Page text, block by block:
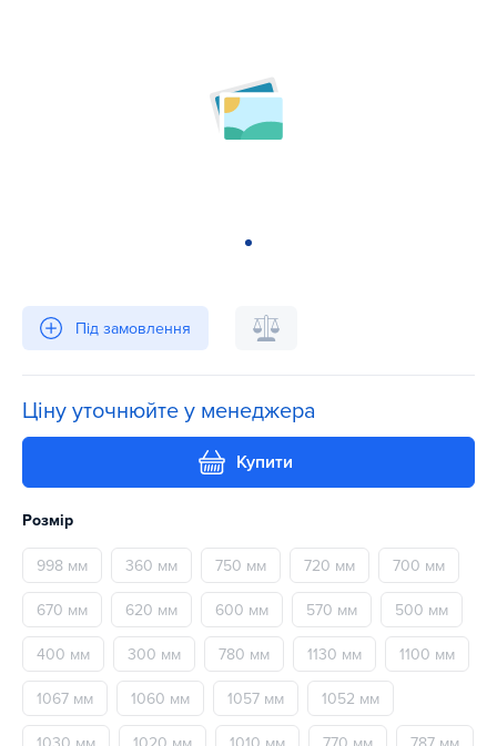
Під замовлення
Ціну уточнюйте у менеджера
Купити
Розмір
998 мм 360 мм 750 мм 720 мм 700 мм
670 мм 620 мм 600 мм 570 мм 500 мм
400 мм 300 мм 780 мм 1130 мм 1100 мм
1067 мм 1060 мм 1057 мм 1052 мм